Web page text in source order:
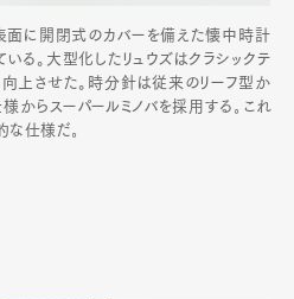
面に開閉式のカバーを備えた懐中時計
る。大型化したリュウズはクラシックテ
上させた。時分針は従来のリーフ型か
様からスーパールミノバを採用する｡これ
な仕様だ｡